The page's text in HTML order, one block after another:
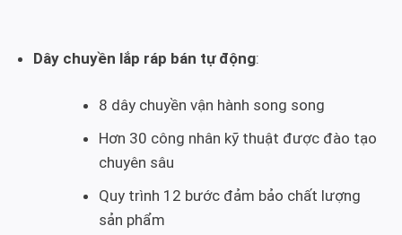
Dây chuyền lắp ráp bán tự động:
8 dây chuyền vận hành song song
Hơn 30 công nhân kỹ thuật được đào tạo
chuyên sâu
Quy trình 12 bước đảm bảo chất lượng
sản phẩm